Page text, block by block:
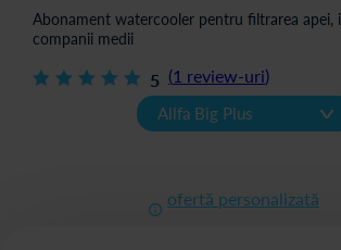
Abonament watercooler pentru filtrarea apei,
companii medii
5 (1 review-uri)
v
Allfa Big Plus
ofertă personalizată